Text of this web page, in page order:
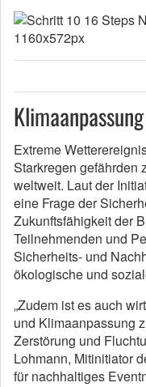
Extreme
Starkregen gefährden
weltweit. Laut der
eine Frage der
Zukunftsfähigkeit der
Teilnehmenden und
Sicherheits- und
ökologische und
„Zudem ist es auch
und Klimaanpassung
Zerstörung und
Lohmann, Mitinitiator
für nachhaltiges